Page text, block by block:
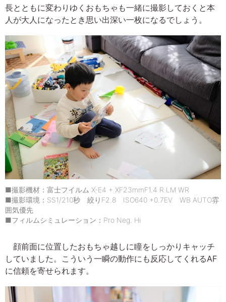
長とともに変わりゆくおもちゃも一緒に撮影しておくと本
人が大人になったとき思い出深い一枚になるでしょう。
■撮影機材：富士フイルム X-E4 + XF23mmF1.4 R LM WR
■撮影環境：SS1/210秒 絞りF2.8 ISO640 +0.7EV WB AUTO雰
囲気優先
■フィルムシミュレーション：Pro Neg. Hi
顔前面に位置したおもちゃ越しに瞳をしっかりキャッチ
していました。こういう一瞬の動作にも反応してくれるAF
に信頼を寄せられます。